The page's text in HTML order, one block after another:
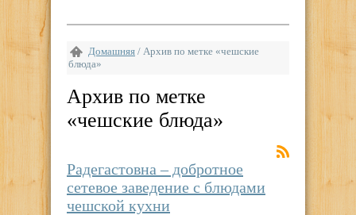
Домашняя / Архив по метке «чешские
блюда»
Архив по метке
«чешские блюда»
Радегастовна – добротное
сетевое заведение с блюдами
чешской кухни